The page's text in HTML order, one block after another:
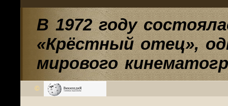
В 1972 году
«Крёстный отец»,
мирового
©